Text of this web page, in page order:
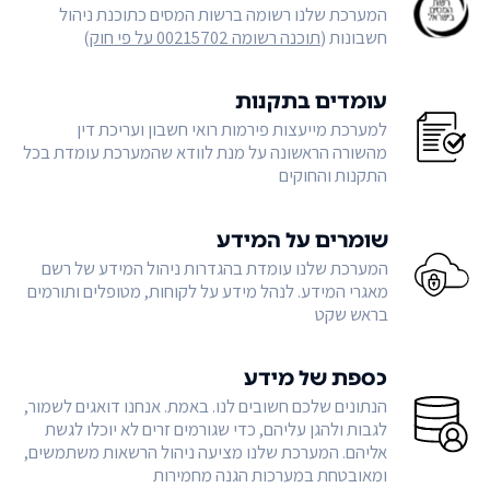
המערכת שלנו רשומה ברשות המסים כתוכנת ניהול
חשבונות (תוכנה רשומה 00215702 על פי חוק )
עומדים בתקנות
למערכת מייעצות פירמות רואי חשבון ועריכת דין
מהשורה הראשונה על מנת לוודא שהמערכת עומדת בכל
התקנות והחוקים
שומרים על המידע
המערכת שלנו עומדת בהגדרות ניהול המידע של רשם
מאגרי המידע. לנהל מידע על לקוחות, מטופלים ותורמים
בראש שקט
כספת של מידע
הנתונים שלכם חשובים לנו. באמת. אנחנו דואגים לשמור,
לגבות ולהגן עליהם, כדי שגורמים זרים לא יוכלו לגשת
אליהם. המערכת שלנו מציעה ניהול הרשאות משתמשים,
ומאובטחת במערכות הגנה מחמירות